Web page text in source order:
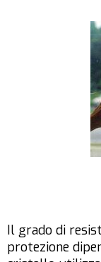
Il grado di
protezione